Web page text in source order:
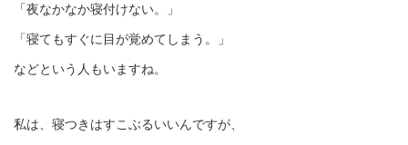
「夜なかなか寝付けない。」
「寝てもすぐに目が覚めてしまう。」
などという人もいますね。
私は、寝つきはすこぶるいいんですが、